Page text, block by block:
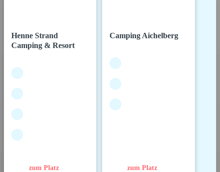
Henne Strand
Camping & Resort
zum Platz
Camping Aichelberg
zum Platz